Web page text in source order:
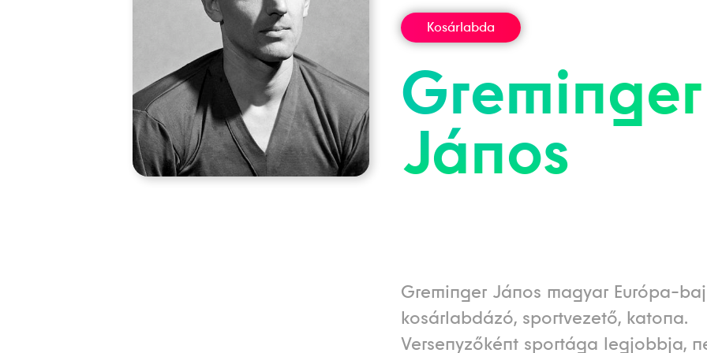
Kosárlabda
Greminger
János
Greminger János magyar Európa-
kosárlabdázó, sportvezető, katona.
Versenyzőként sportága legjobbja,